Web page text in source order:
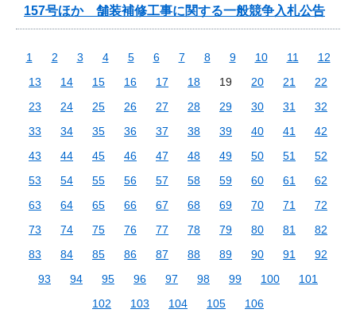
157号ほか 舗装補修工事に関する一般競争入札公告
1 2 3 4 5 6 7 8 9 10 11
12
13
14 15 16 17 18 19 20 21
22
23
24 25 26 27 28 29 30 31
32
33
34 35 36 37 38 39 40 41
42
43
44 45 46 47 48 49 50 51
52
53
54 55 56 57 58 59 60 61
62
63
64 65 66 67 68 69 70 71
72
73
74 75 76 77 78 79 80 81
82
83
84 85 86 87 88 89 90 91
92
93
94 95 96 97 98 99 100
101
102
103 104 105 106